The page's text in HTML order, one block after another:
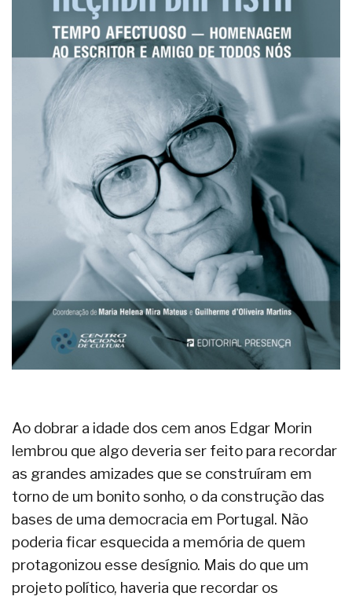
Ao dobrar a idade dos cem anos Edgar Morin
lembrou que algo deveria ser feito para recordar
as grandes amizades que se construíram em
torno de um bonito sonho, o da construção das
bases de uma democracia em Portugal. Não
poderia ficar esquecida a memória de quem
protagonizou esse desígnio. Mais do que um
projeto político, haveria que recordar os